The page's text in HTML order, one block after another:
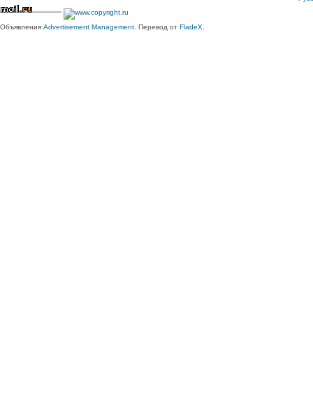
Объявления Advertisement Management . Перевод от FladeX